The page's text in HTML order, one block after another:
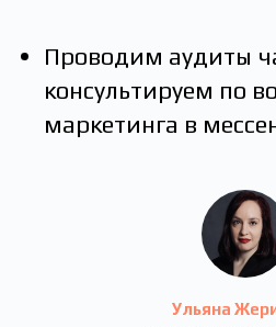
Проводим аудиты
консультируем по
маркетинга в
Ульяна